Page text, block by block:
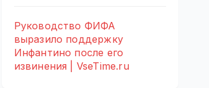
Руководство ФИФА
выразило поддержку
Инфантино после его
извинения | VseTime.ru